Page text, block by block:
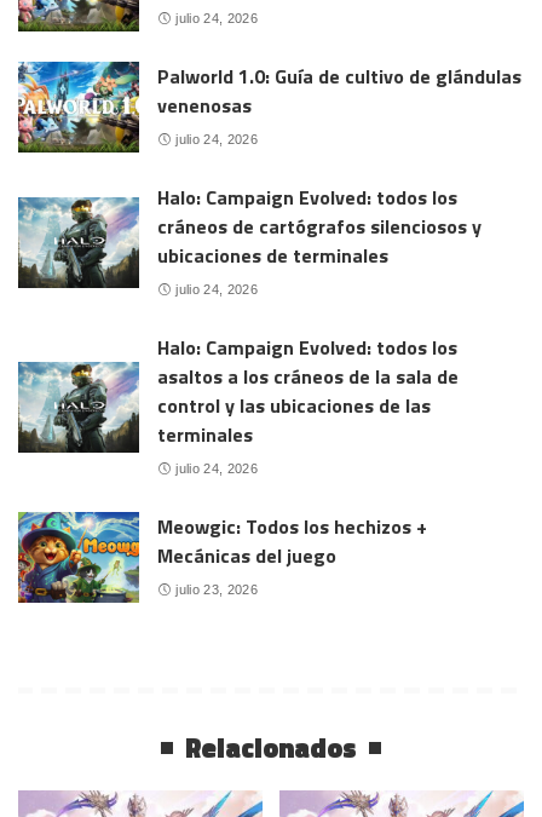
julio 24, 2026
Palworld 1.0: Guía de cultivo de glándulas
venenosas
julio 24, 2026
Halo: Campaign Evolved: todos los
cráneos de cartógrafos silenciosos y
ubicaciones de terminales
julio 24, 2026
Halo: Campaign Evolved: todos los
asaltos a los cráneos de la sala de
control y las ubicaciones de las
terminales
julio 24, 2026
Meowgic: Todos los hechizos +
Mecánicas del juego
julio 23, 2026
Relacionados